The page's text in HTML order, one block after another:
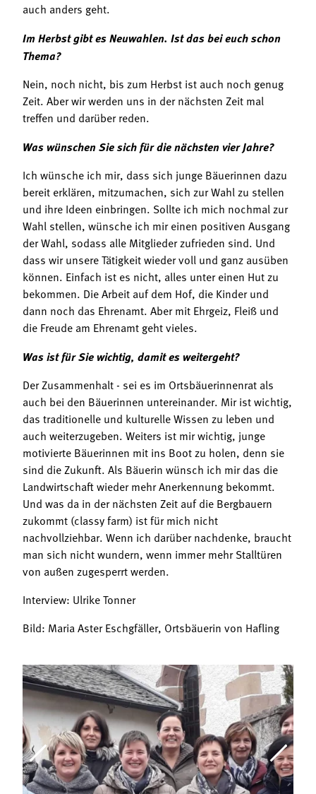
auch anders geht.
Im Herbst gibt es Neuwahlen. Ist das bei euch schon
Thema?
Nein, noch nicht, bis zum Herbst ist auch noch genug
Zeit. Aber wir werden uns in der nächsten Zeit mal
treffen und darüber reden.
Was wünschen Sie sich für die nächsten vier Jahre?
Ich wünsche ich mir, dass sich junge Bäuerinnen dazu
bereit erklären, mitzumachen, sich zur Wahl zu stellen
und ihre Ideen einbringen. Sollte ich mich nochmal zur
Wahl stellen, wünsche ich mir einen positiven Ausgang
der Wahl, sodass alle Mitglieder zufrieden sind. Und
dass wir unsere Tätigkeit wieder voll und ganz ausüben
können. Einfach ist es nicht, alles unter einen Hut zu
bekommen. Die Arbeit auf dem Hof, die Kinder und
dann noch das Ehrenamt. Aber mit Ehrgeiz, Fleiß und
die Freude am Ehrenamt geht vieles.
Was ist für Sie wichtig, damit es weitergeht?
Der Zusammenhalt - sei es im Ortsbäuerinnenrat als
auch bei den Bäuerinnen untereinander. Mir ist wichtig,
das traditionelle und kulturelle Wissen zu leben und
auch weiterzugeben. Weiters ist mir wichtig, junge
motivierte Bäuerinnen mit ins Boot zu holen, denn sie
sind die Zukunft. Als Bäuerin wünsch ich mir das die
Landwirtschaft wieder mehr Anerkennung bekommt.
Und was da in der nächsten Zeit auf die Bergbauern
zukommt (classy farm) ist für mich nicht
nachvollziehbar. Wenn ich darüber nachdenke, braucht
man sich nicht wundern, wenn immer mehr Stalltüren
von außen zugesperrt werden.
Interview: Ulrike Tonner
Bild: Maria Aster Eschgfäller, Ortsbäuerin von Hafling